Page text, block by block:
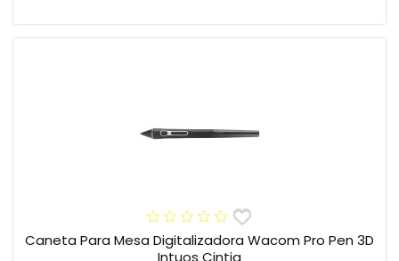
Caneta Para Mesa Digitalizadora Wacom Pro Pen 3D
Intuos Cintiq